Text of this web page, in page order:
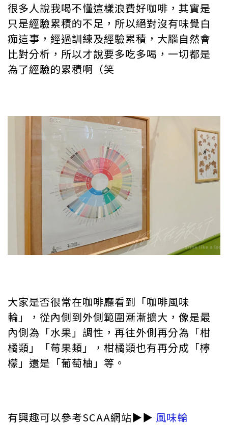
很多人說我喝不懂這樣浪費好咖啡，其實是
只是經驗累積的不足，所以絕對沒有味覺白
痴這事，經過訓練及經驗累積，大腦自然會
比對分析，所以才說要多吃多喝，一切都是
為了經驗的累積啊（笑
大家是否很常在咖啡廳看到「咖啡風味
輪」，從內側到外側範圍漸漸擴大，像是最
內側為「水果」調性，再往外側再分為「柑
橘類」「莓果類」，柑橘類也有再分成「檸
檬」還是「葡萄柚」等。
有興趣可以參考SCAA網站▶︎▶︎ 風味輪